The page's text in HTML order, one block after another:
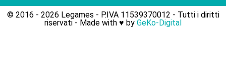
© 2016 - 2026 Legames - P.IVA 11539370012 - Tutti i diritti
riservati - Made with ♥︎ by GeKo-Digital